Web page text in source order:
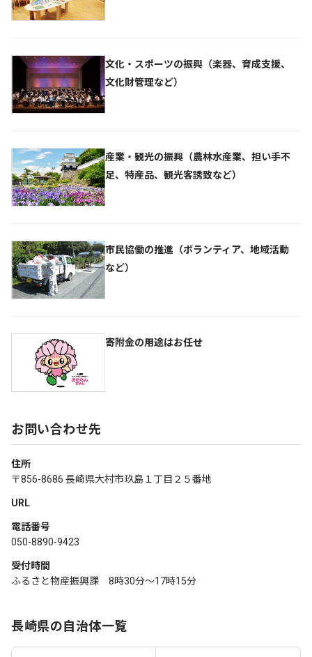
文化・スポーツの振興（楽器、育成支援、
文化財管理など）
産業・観光の振興（農林水産業、担い手不
足、特産品、観光客誘致など）
市民協働の推進（ボランティア、地域活動
など）
寄附金の用途はお任せ
お問い合わせ先
住所
〒856-8686 長崎県大村市玖島１丁目２５番地
URL
電話番号
050-8890-9423
受付時間
ふるさと物産振興課 8時30分～17時15分
長崎県の自治体一覧